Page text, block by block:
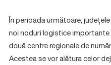
În perioada următoare,
noi noduri logistice
două centre regionale de
Acestea se vor alătura celor